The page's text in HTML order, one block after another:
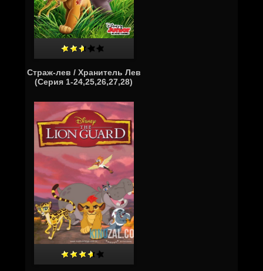
Страж-лев / Хранитель Лев
(Серия 1-24,25,26,27,28)